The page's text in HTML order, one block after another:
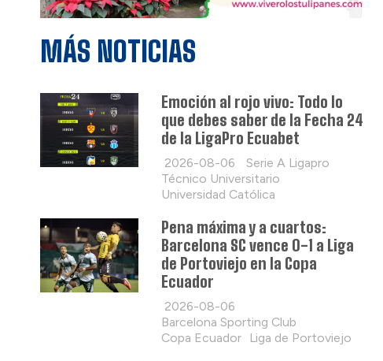
MÁS NOTICIAS
Emoción al rojo vivo: Todo lo
que debes saber de la Fecha 24
de la LigaPro Ecuabet
2026-08-06
Serie A Ligapro
Técnico Universitario
Universidad Católica
Pena máxima y a cuartos:
Barcelona SC vence 0-1 a Liga
de Portoviejo en la Copa
Ecuador
2026-08-06
Barcelona Sporting Club
Copa Ecuador
Liga de Portoviejo